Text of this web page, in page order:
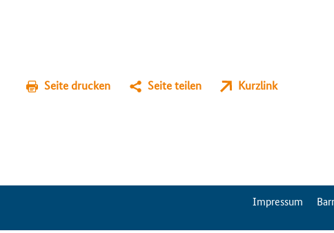
Seite drucken Seite teilen Kurzlink
ServiceMenuImpressum